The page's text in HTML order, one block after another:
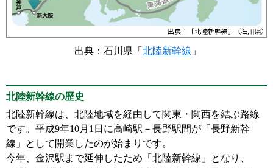
出典：石川県「 北陸新幹線 」
北陸新幹線の歴史
北陸新幹線は、北陸地域を経由して関東・関西を結ぶ路線
です。平成9年10月1日に高崎駅－長野駅間が「長野新幹
線」として開業したのが始まりです。
今年、金沢駅まで延伸したため「北陸新幹線」となり、